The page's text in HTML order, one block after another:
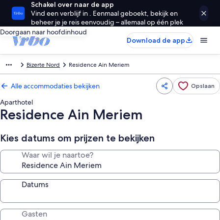
Schakel over naar de app
Vind een verblijf in . Eenmaal geboekt, bekijk en
beheer je je reis eenvoudig – allemaal op één plek
Doorgaan naar hoofdinhoud
Download de app
Bizerte Nord Residence Ain Meriem
Alle accommodaties bekijken Opslaan
Aparthotel
Residence Ain Meriem
Kies datums om prijzen te bekijken
Waar wil je naartoe?
Datums
Gasten